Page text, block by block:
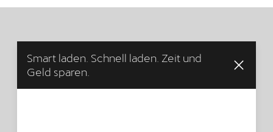
Smart laden. Schnell laden. Zeit und
Geld sparen.